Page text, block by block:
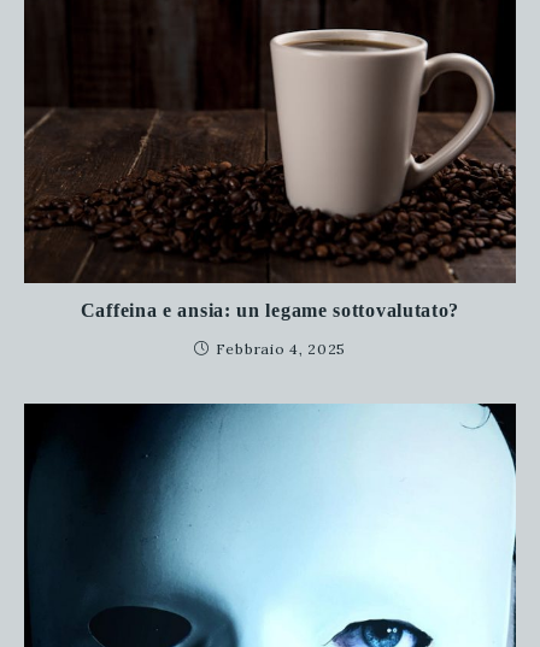
Caffeina e ansia: un legame sottovalutato?
Febbraio 4, 2025